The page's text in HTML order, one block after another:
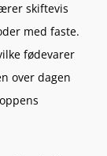
skiftevis
med faste.
fødevarer
over dagen